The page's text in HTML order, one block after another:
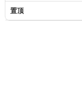
置顶